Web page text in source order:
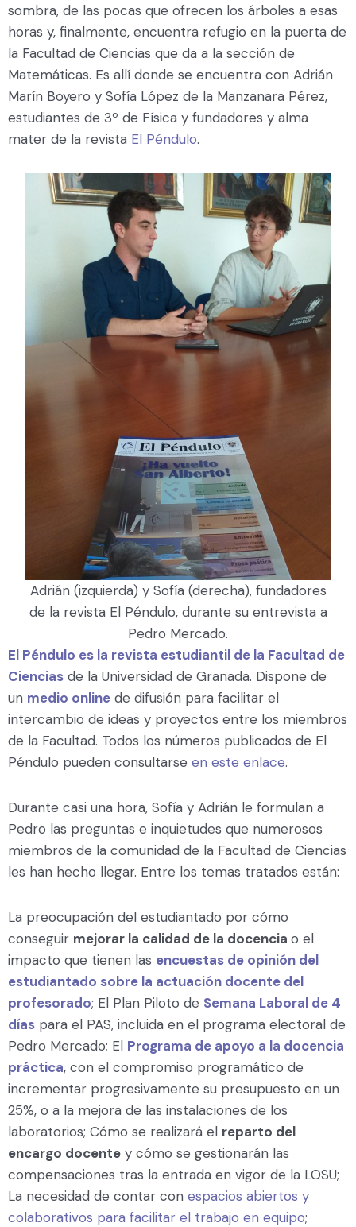
sombra, de las pocas que ofrecen los árboles a esas
horas y, finalmente, encuentra refugio en la puerta de
la Facultad de Ciencias que da a la sección de
Matemáticas. Es allí donde se encuentra con Adrián
Marín Boyero y Sofía López de la Manzanara Pérez,
estudiantes de 3º de Física y fundadores y alma
mater de la revista El Péndulo.
Adrián (izquierda) y Sofía (derecha), fundadores
de la revista El Péndulo, durante su entrevista a
Pedro Mercado.
El Péndulo es la revista estudiantil de la Facultad de
Ciencias de la Universidad de Granada. Dispone de
un medio online de difusión para facilitar el
intercambio de ideas y proyectos entre los miembros
de la Facultad. Todos los números publicados de El
Péndulo pueden consultarse en este enlace.
Durante casi una hora, Sofía y Adrián le formulan a
Pedro las preguntas e inquietudes que numerosos
miembros de la comunidad de la Facultad de Ciencias
les han hecho llegar. Entre los temas tratados están:
La preocupación del estudiantado por cómo
conseguir mejorar la calidad de la docencia o el
impacto que tienen las encuestas de opinión del
estudiantado sobre la actuación docente del
profesorado; El Plan Piloto de Semana Laboral de 4
días para el PAS, incluida en el programa electoral de
Pedro Mercado; El Programa de apoyo a la docencia
práctica, con el compromiso programático de
incrementar progresivamente su presupuesto en un
25%, o a la mejora de las instalaciones de los
laboratorios; Cómo se realizará el reparto del
encargo docente y cómo se gestionarán las
compensaciones tras la entrada en vigor de la LOSU;
La necesidad de contar con espacios abiertos y
colaborativos para facilitar el trabajo en equipo;